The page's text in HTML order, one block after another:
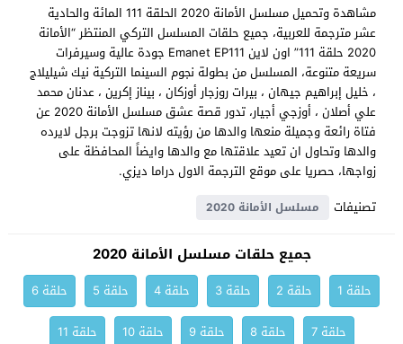
مشاهدة وتحميل مسلسل الأمانة 2020 الحلقة 111 المائة والحادية
عشر مترجمة للعربية، جميع حلقات المسلسل التركي المنتظر “الأمانة
2020 حلقة 111” اون لاين Emanet EP111 جودة عالية وسيرفرات
سريعة متنوعة، المسلسل من بطولة نجوم السينما التركية نيك شيليلاج
، خليل إبراهيم جيهان ، بيرات روزجار أوزكان ، بيناز إكرين ، عدنان محمد
علي أصلان ، أوزجي أجيار، تدور قصة عشق مسلسل الأمانة 2020 عن
فتاة رائعة وجميلة منعها والدها من رؤيته لانها تزوجت برجل لايرده
والدها وتحاول ان تعيد علاقتها مع والدها وايضاً المحافظة على
زواجها، حصريا على موقع الترجمة الاول دراما ديزي.
تصنيفات
مسلسل الأمانة 2020
جميع حلقات مسلسل الأمانة 2020
حلقة 1 حلقة 2 حلقة 3 حلقة 4 حلقة 5
حلقة 6
حلقة 7
حلقة 8 حلقة 9 حلقة 10
حلقة 11